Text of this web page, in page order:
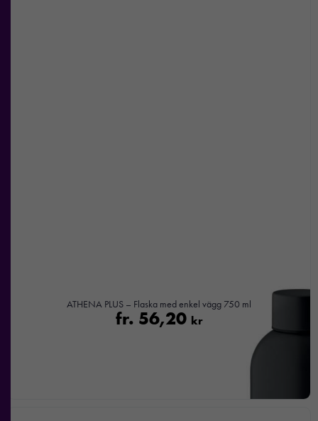
ATHENA PLUS – Flaska med enkel vägg 750 ml
fr. 56,20 kr